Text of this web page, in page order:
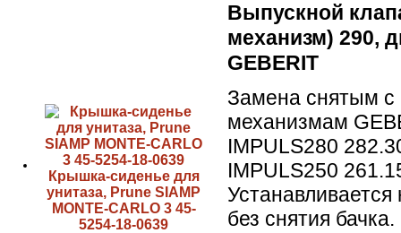
Крышка-сиденье для
унитаза, Prune SIAMP
MONTE-CARLO 3 45-
5254-18-0639
Выпускной
механизм) 290,
GEBERIT
Замена снятым с
механизмам
IMPULS280
IMPULS250
Устанавливается
без снятия бачка.